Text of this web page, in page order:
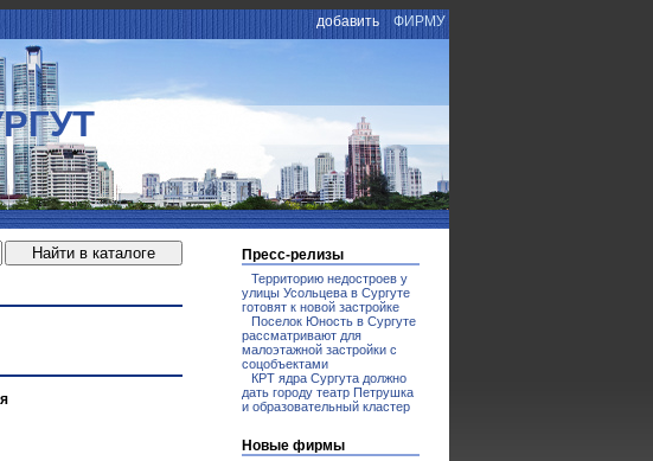
добавить ФИРМУ
Пресс-релизы
Территорию недостроев у
улицы Усольцева в Сургуте
готовят к новой застройке
Поселок Юность в Сургуте
рассматривают для
малоэтажной застройки с
соцобъектами
КРТ ядра Сургута должно
дать городу театр Петрушка
и образовательный кластер
Новые фирмы